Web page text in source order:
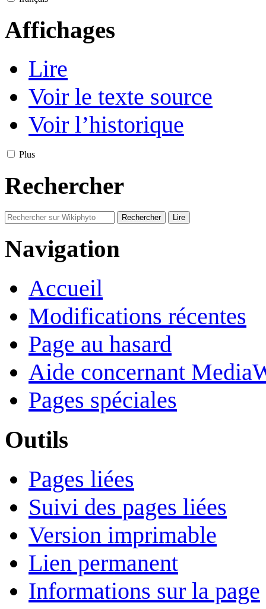
Affichages
Lire
Voir le texte source
Voir l’historique
Plus
Rechercher
Navigation
Accueil
Modifications récentes
Page au hasard
Aide concernant
Pages spéciales
Outils
Pages liées
Suivi des pages liées
Version imprimable
Lien permanent
Informations sur la page